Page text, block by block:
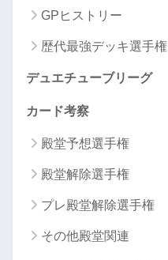
GPヒストリー
歴代最強デッキ選手権
デュエチューブリーグ
カード考察
殿堂予想選手権
殿堂解除選手権
プレ殿堂解除選手権
その他殿堂関連